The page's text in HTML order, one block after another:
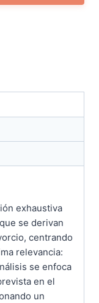
exhaustiva
se derivan
centrando
relevancia:
se enfoca
en el
un